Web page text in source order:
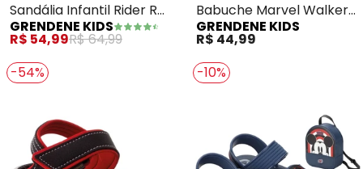
Sandália Infantil Rider R
Line Plus (Azul)
GRENDENE KIDS
R$ 54,99R$ 64,99
Babuche Marvel Walkers
(Azul)
GRENDENE KIDS
R$ 44,99
-54%
-10%